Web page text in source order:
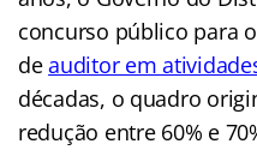
concurso público para
deauditor em
décadas, o quadro
redução entre 60% e